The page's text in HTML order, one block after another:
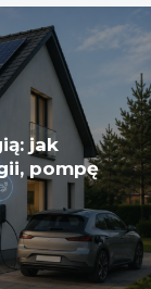
jak
pompę